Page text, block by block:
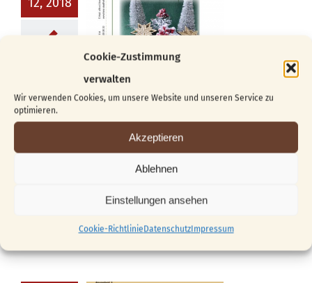
Cookie-Zustimmung
verwalten
Wir verwenden Cookies, um unsere Website und unseren Service zu
optimieren.
Akzeptieren
Ablehnen
Einstellungen ansehen
Cookie-RichtlinieDatenschutzImpressum
Sternenheft
ist da!
Das neue Sternenheft ist da!
Das neue Sternenheft ist da! Rechtzeitig zu
Weihnachten erscheint das 6. Vorlagenheft -
das ideale Weihnachtsgeschenk für alle